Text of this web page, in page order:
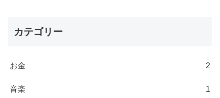
カテゴリー
お金 2
音楽 1